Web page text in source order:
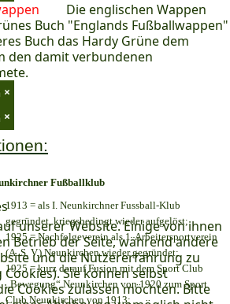
unserer Website. Einige von ihnen
Betrieb der Seite, während andere
und die Nutzererfahrung zu
Sie können selbst
Cookies zulassen möchten. Bitte
Die englischen Wappen
Buch "Englands Fußballwappen"
Buch das Hardy Grüne dem
den damit verbundenen
×
×
Fußballklub
1913 = als I. Neunkirchner Fussball-Klub
gegründet, kriegsbedingt wieder aufgelöst;
1925 = Nachfolgeverein als 1. Arbeitersportverein
(A. S. V.) Neunkirchen wieder gegründet;
1925 = kurz darauf Fusion mit dem Sport Club
„Bewegung“ Neunkirchen von 1920 zum Sport
Club Neunkirchen von 1913;